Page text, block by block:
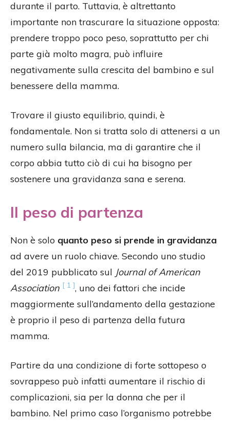
durante il parto. Tuttavia, è altrettanto
importante non trascurare la situazione opposta:
prendere troppo poco peso, soprattutto per chi
parte già molto magra, può influire
negativamente sulla crescita del bambino e sul
benessere della mamma.
Trovare il giusto equilibrio, quindi, è
fondamentale. Non si tratta solo di attenersi a un
numero sulla bilancia, ma di garantire che il
corpo abbia tutto ciò di cui ha bisogno per
sostenere una gravidanza sana e serena.
Il peso di partenza
Non è solo quanto peso si prende in gravidanza
ad avere un ruolo chiave. Secondo uno studio
del 2019 pubblicato sul Journal of American
Association [ 1 ], uno dei fattori che incide
maggiormente sull’andamento della gestazione
è proprio il peso di partenza della futura
mamma.
Partire da una condizione di forte sottopeso o
sovrappeso può infatti aumentare il rischio di
complicazioni, sia per la donna che per il
bambino. Nel primo caso l’organismo potrebbe